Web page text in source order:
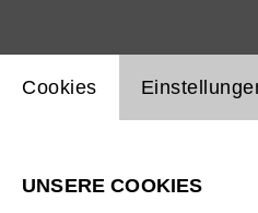
Alle Sparten
Einstellung Website
Cookies
UNSERE COOKIES